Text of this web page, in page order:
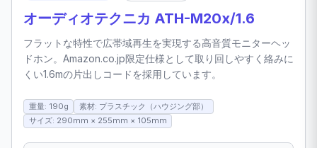
オーディオテクニカ ATH-M20x/1.6
フラットな特性で広帯域再生を実現する高音質モニターヘッ
ドホン。Amazon.co.jp限定仕様として取り回しやすく絡みに
くい1.6mの片出しコードを採用しています。
重量: 190g
素材: プラスチック（ハウジング部）
サイズ: 290mm × 255mm × 105mm